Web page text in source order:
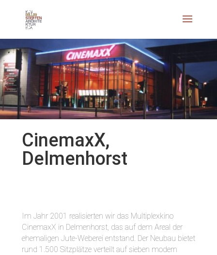
CinemaxX,
Delmenhorst
Im Jahr 2001 realisierten wir das Multiplexkino
CinemaxX in Delmenhorst, das auf dem Areal der
ehemaligen Jute-Weberei entstand. Der Neubau bietet
rund 1.500 Sitzplätze verteilt auf sieben modern